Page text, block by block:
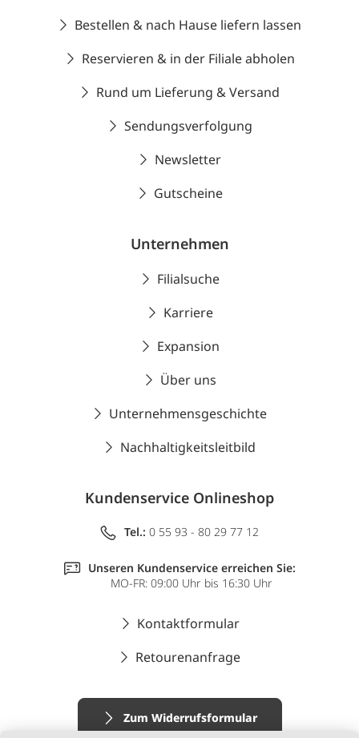
Bestellen & nach Hause liefern lassen
Reservieren & in der Filiale abholen
Rund um Lieferung & Versand
Sendungsverfolgung
Newsletter
Gutscheine
Unternehmen
Filialsuche
Karriere
Expansion
Über uns
Unternehmensgeschichte
Nachhaltigkeitsleitbild
Kundenservice Onlineshop
Tel.: 0 55 93 - 80 29 77 12
Unseren Kundenservice erreichen Sie:
MO-FR: 09:00 Uhr bis 16:30 Uhr
Kontaktformular
Retourenanfrage
Zum Widerrufsformular